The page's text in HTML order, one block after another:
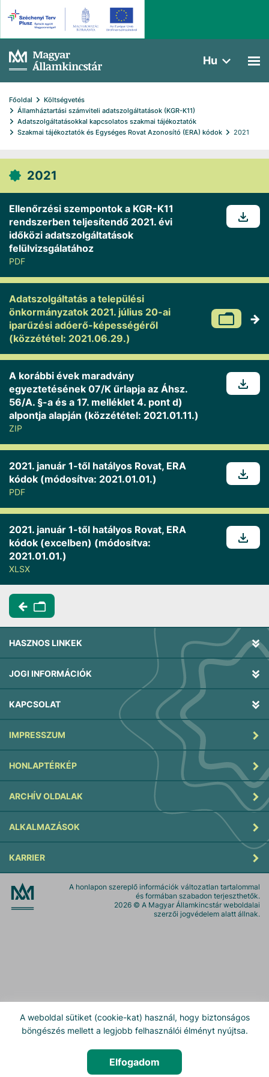
A weboldal sütiket (cookie-kat) használ, hogy biztonságos
böngészés mellett a legjobb felhasználói élményt nyújtsa.
Elfogadom
Hu
Főoldal
Költségvetés
Államháztartási számviteli adatszolgáltatások (KGR-K11)
Adatszolgáltatásokkal kapcsolatos szakmai tájékoztatók
Szakmai tájékoztatók és Egységes Rovat Azonosító (ERA) kódok
2021
2021
Ellenőrzési szempontok a KGR-K11
rendszerben teljesítendő 2021. évi
időközi adatszolgáltatások
felülvizsgálatához
PDF
Adatszolgáltatás a települési
önkormányzatok 2021. július 20-ai
iparűzési adóerő-képességéről
(közzététel: 2021.06.29.)
A korábbi évek maradvány
egyeztetésének 07/K űrlapja az Áhsz.
56/A. §-a és a 17. melléklet 4. pont d)
alpontja alapján (közzététel: 2021.01.11.)
ZIP
2021. január 1-től hatályos Rovat, ERA
kódok (módosítva: 2021.01.01.)
PDF
2021. január 1-től hatályos Rovat, ERA
kódok (excelben) (módosítva:
2021.01.01.)
XLSX
HASZNOS LINKEK
JOGI INFORMÁCIÓK
KAPCSOLAT
IMPRESSZUM
HONLAPTÉRKÉP
ARCHÍV OLDALAK
ALKALMAZÁSOK
KARRIER
A honlapon szereplő információk változatlan tartalommal
és formában szabadon terjeszthetők.
2026 © A Magyar Államkincstár weboldalai
szerzői jogvédelem alatt állnak.